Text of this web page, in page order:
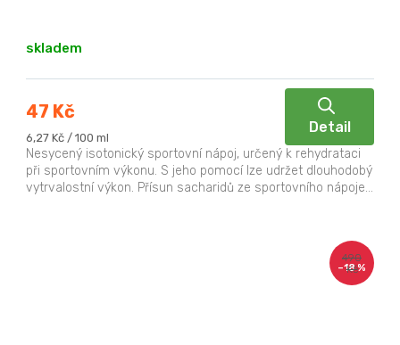
skladem
47 Kč
Měrná
cena:
6,27 Kč / 100 ml
Detail
Nesycený isotonický sportovní nápoj, určený k rehydrataci
při sportovním výkonu. S jeho pomocí lze udržet dlouhodobý
vytrvalostní výkon. Přísun sacharidů ze sportovního nápoje...
490
Kč
–18 %